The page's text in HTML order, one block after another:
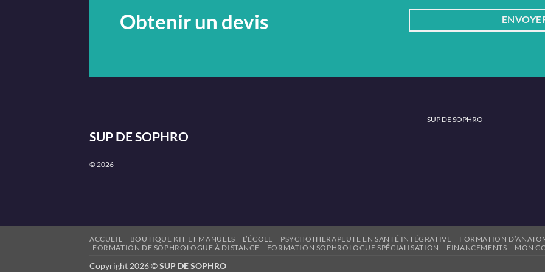
Obtenir un devis
SUP DE SOPHRO
© 2026
SUP DE SOPHRO
ACCUEIL BOUTIQUE KIT ET MANUELS L’ÉCOLE PSYCHOTHERAPEUTE EN SANTÉ INTÉGRATIVE
FORMATION
FORMATION DE SOPHROLOGUE À DISTANCE
FORMATION SOPHROLOGUE SPÉCIALISATION FINANCEMENTS MON
Copyright 2026 ©SUP DE SOPHRO